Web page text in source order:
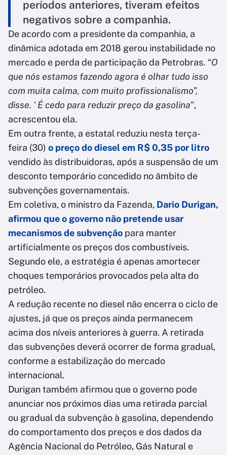
períodos anteriores, tiveram efeitos
negativos sobre a companhia.
De acordo com a presidente da companhia, a
dinâmica adotada em 2018 gerou instabilidade no
mercado e perda de participação da Petrobras. “O
que nós estamos fazendo agora é olhar tudo isso
com muita calma, com muito profissionalismo”,
disse. ' É cedo para reduzir preço da gasolina",
acrescentou ela.
Em outra frente, a estatal reduziu nesta terça-
feira (30) o preço do diesel em R$ 0,35 por litro
vendido às distribuidoras, após a suspensão de um
desconto temporário concedido no âmbito de
subvenções governamentais.
Em coletiva, o ministro da Fazenda, Dario Durigan,
afirmou que o governo não pretende usar
mecanismos de subvenção para manter
artificialmente os preços dos combustíveis.
Segundo ele, a estratégia é apenas amortecer
choques temporários provocados pela alta do
petróleo.
A redução recente no diesel não encerra o ciclo de
ajustes, já que os preços ainda permanecem
acima dos níveis anteriores à guerra. A retirada
das subvenções deverá ocorrer de forma gradual,
conforme a estabilização do mercado
internacional.
Durigan também afirmou que o governo pode
anunciar nos próximos dias uma retirada parcial
ou gradual da subvenção à gasolina, dependendo
do comportamento dos preços e dos dados da
Agência Nacional do Petróleo, Gás Natural e